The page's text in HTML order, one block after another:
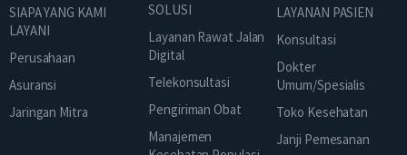
SIAPA YANG KAMI
LAYANI
Perusahaan
Asuransi
Jaringan Mitra
SOLUSI
Layanan Rawat Jalan
Digital
Telekonsultasi
Pengiriman Obat
Manajemen
LAYANAN PASIEN
Konsultasi
Dokter
Umum/Spesialis
Toko Kesehatan
Janji Pemesanan